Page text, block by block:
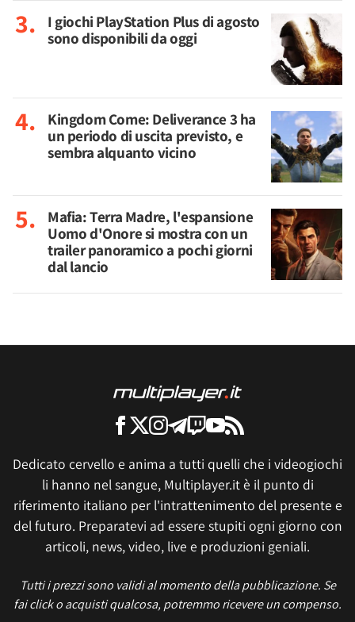
I giochi PlayStation Plus di agosto
sono disponibili da oggi
Kingdom Come: Deliverance 3 ha
un periodo di uscita previsto, e
sembra alquanto vicino
Mafia: Terra Madre, l'espansione
Uomo d'Onore si mostra con un
trailer panoramico a pochi giorni
dal lancio
Dedicato cervello e anima a tutti quelli che i videogiochi
li hanno nel sangue, Multiplayer.it è il punto di
riferimento italiano per l'intrattenimento del presente e
del futuro. Preparatevi ad essere stupiti ogni giorno con
articoli, news, video, live e produzioni geniali.
Tutti i prezzi sono validi al momento della pubblicazione. Se
fai click o acquisti qualcosa, potremmo ricevere un compenso.